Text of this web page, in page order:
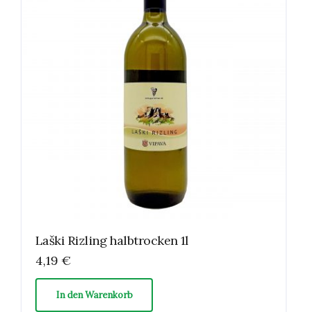
Laški Rizling halbtrocken 1l
4,19 €
In den Warenkorb